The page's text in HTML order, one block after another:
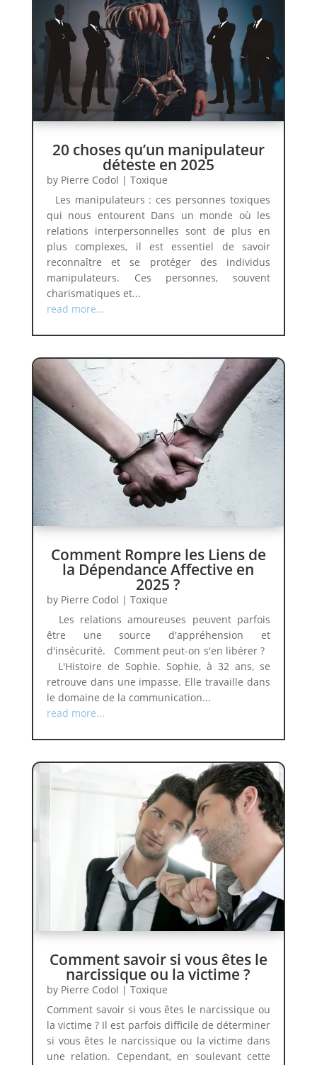
20 choses qu’un manipulateur
déteste en 2025
by Pierre Codol | Toxique
Les manipulateurs : ces personnes toxiques
qui nous entourent Dans un monde où les
relations interpersonnelles sont de plus en
plus complexes, il est essentiel de savoir
reconnaître et se protéger des individus
manipulateurs. Ces personnes, souvent
charismatiques et...
read more...
Comment Rompre les Liens de
la Dépendance Affective en
2025 ?
by Pierre Codol | Toxique
Les relations amoureuses peuvent parfois
être une source d'appréhension et
d'insécurité. Comment peut-on s'en libérer ?
L'Histoire de Sophie. Sophie, à 32 ans, se
retrouve dans une impasse. Elle travaille dans
le domaine de la communication...
read more...
Comment savoir si vous êtes le
narcissique ou la victime ?
by Pierre Codol | Toxique
Comment savoir si vous êtes le narcissique ou
la victime ? Il est parfois difficile de déterminer
si vous êtes le narcissique ou la victime dans
une relation. Cependant, en soulevant cette